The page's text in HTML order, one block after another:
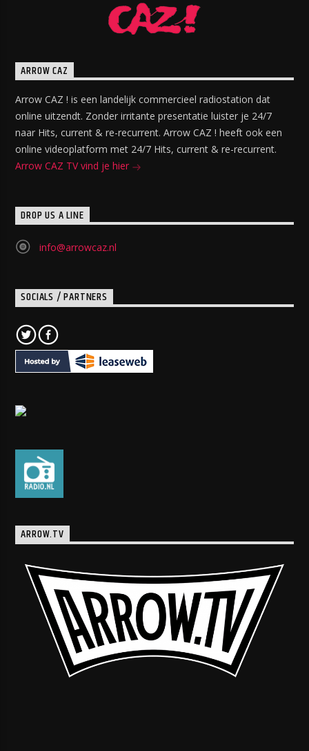
ARROW CAZ
Arrow CAZ ! is een landelijk commercieel radiostation dat
online uitzendt. Zonder irritante presentatie luister je 24/7
naar Hits, current & re-recurrent. Arrow CAZ ! heeft ook een
online videoplatform met 24/7 Hits, current & re-recurrent.
Arrow CAZ TV vind je hier
DROP US A LINE
info@arrowcaz.nl
SOCIALS / PARTNERS
ARROW.TV